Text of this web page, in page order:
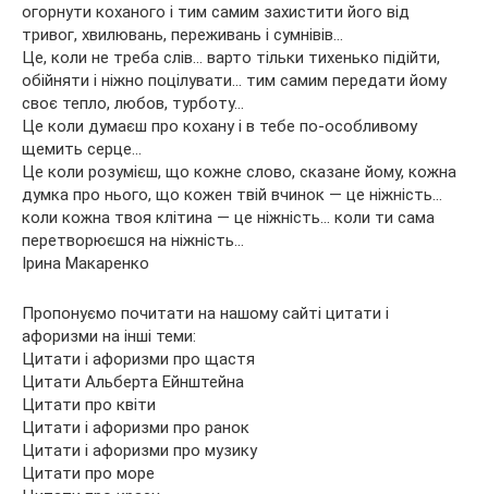
огорнути коханого і тим самим захистити його від
тривог, хвилювань, переживань і сумнівів…
Це, коли не треба слів… варто тільки тихенько підійти,
обійняти і ніжно поцілувати… тим самим передати йому
своє тепло, любов, турботу…
Це коли думаєш про кохану і в тебе по-особливому
щемить серце…
Це коли розумієш, що кожне слово, сказане йому, кожна
думка про нього, що кожен твій вчинок — це ніжність…
коли кожна твоя клітина — це ніжність… коли ти сама
перетворюєшся на ніжність…
Ірина Макаренко
Пропонуємо почитати на нашому сайті цитати і
афоризми на інші теми:
Цитати і афоризми про щастя
Цитати Альберта Ейнштейна
Цитати про квіти
Цитати і афоризми про ранок
Цитати і афоризми про музику
Цитати про море